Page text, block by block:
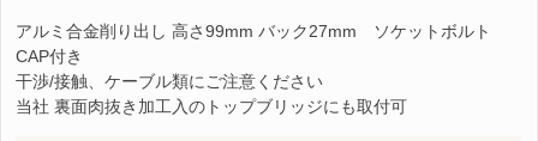
アルミ合金削り出し 高さ99mm バック27mm ソケットボルト
CAP付き
干渉/接触、ケーブル類にご注意ください
当社 裏面肉抜き加工入のトップブリッジにも取付可